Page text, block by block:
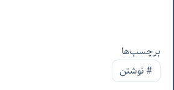
برچسب‌ها
#نوشتن